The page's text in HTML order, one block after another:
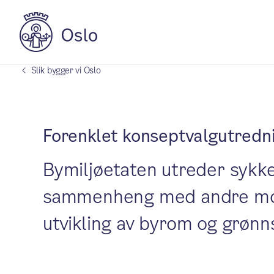
Slik bygger vi Oslo
Forenklet
Bymiljøetaten utreder
sammenheng med andre
utvikling av byrom og